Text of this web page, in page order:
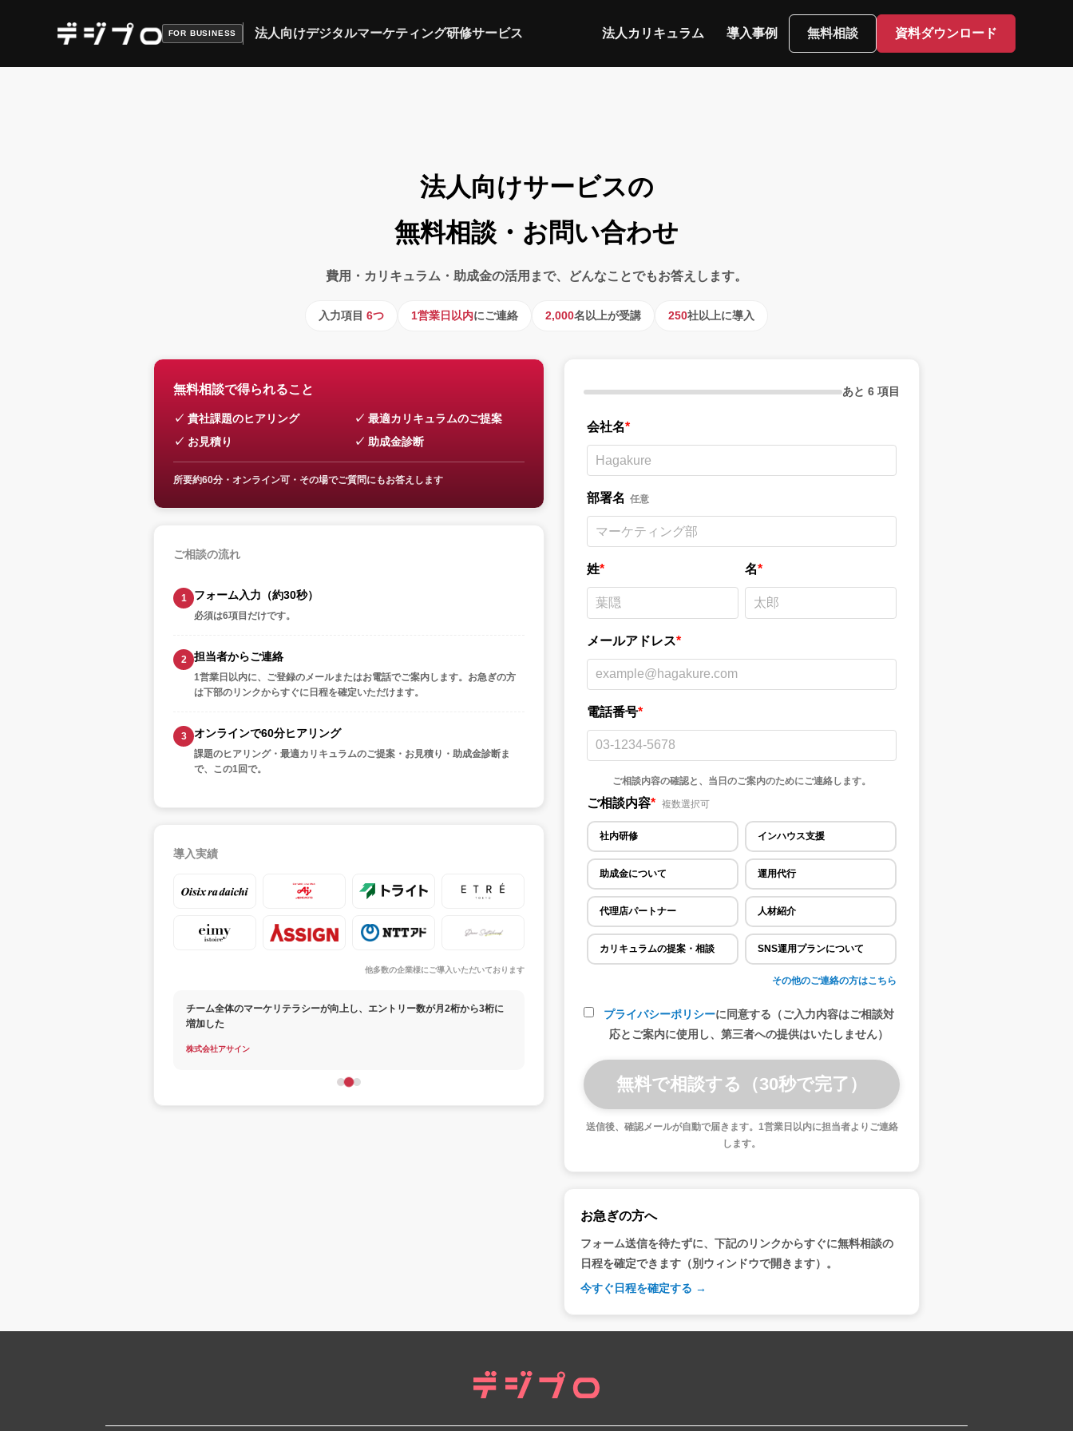
FOR BUSINESS 法人向けデジタルマーケティング研修サービス 法人カリキュラム 導入事例 無料相談 資料ダウンロード
法人向けサービスの
無料相談・お問い合わせ
費用・カリキュラム・助成金の活用まで、どんなことでもお答えします。
入力項目 6つ 1営業日以内にご連絡 2,000名以上が受講 250社以上に導入
無料相談で得られること
貴社課題のヒアリング
最適カリキュラムのご提案
お見積り
助成金診断
所要約60分・オンライン可・その場でご質問にもお答えします
ご相談の流れ
フォーム入力（約30秒）
必須は6項目だけです。
担当者からご連絡
1営業日以内に、ご登録のメールまたはお電話でご案内します。お急ぎの方
は下部のリンクからすぐに日程を確定いただけます。
オンラインで60分ヒアリング
課題のヒアリング・最適カリキュラムのご提案・お見積り・助成金診断ま
で、この1回で。
導入実績
他多数の企業様にご導入いただいております
チーム全体のマーケリテラシーが向上し、エントリー数が月2桁から3桁に
増加した
株式会社アサイン
あと 6 項目
会社名*
部署名 任意
姓* 名*
メールアドレス*
電話番号*
ご相談内容の確認と、当日のご案内のためにご連絡します。
ご相談内容* 複数選択可
社内研修 インハウス支援
助成金について 運用代行
代理店パートナー 人材紹介
カリキュラムの提案・相談 SNS運用プランについて
その他のご連絡の方はこちら
プライバシーポリシーに同意する（ご入力内容はご相談対
応とご案内に使用し、第三者への提供はいたしません）
送信後、確認メールが自動で届きます。1営業日以内に担当者よりご連絡
します。
お急ぎの方へ
フォーム送信を待たずに、下記のリンクからすぐに無料相談の
日程を確定できます（別ウィンドウで開きます）。
今すぐ日程を確定する →